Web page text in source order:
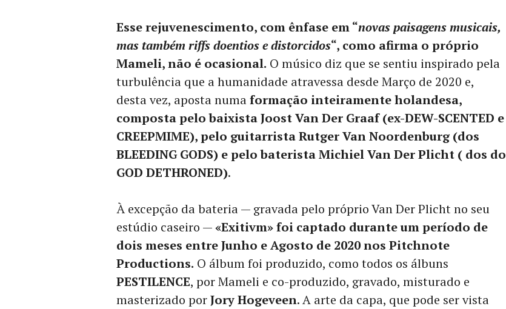
Esse rejuvenescimento, com ênfase em “novas paisagens musicais,
mas também riffs doentios e distorcidos“, como afirma o próprio
Mameli, não é ocasional. O músico diz que se sentiu inspirado pela
turbulência que a humanidade atravessa desde Março de 2020 e,
desta vez, aposta numaformação inteiramente holandesa,
composta pelo baixista Joost Van Der Graaf (ex-DEW-SCENTED e
CREEPMIME), pelo guitarrista Rutger Van Noordenburg (dos
BLEEDING GODS) e pelo baterista Michiel Van Der Plicht ( dos do
GOD DETHRONED).
À excepção da bateria — gravada pelo próprio Van Der Plicht no seu
estúdio caseiro —«Exitivm» foi captado durante um período de
dois meses entre Junho e Agosto de 2020 nos Pitchnote
Productions. O álbum foi produzido, como todos os álbuns
PESTILENCE, por Mameli e co-produzido, gravado, misturado e
masterizado porJory Hogeveen. A arte da capa, que pode ser vista